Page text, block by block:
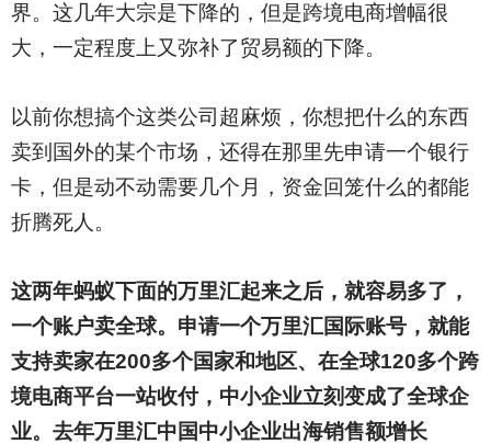
界。这几年大宗是下降的，但是跨境电商增幅很
大，一定程度上又弥补了贸易额的下降。
以前你想搞个这类公司超麻烦，你想把什么的东西
卖到国外的某个市场，还得在那里先申请一个银行
卡，但是动不动需要几个月，资金回笼什么的都能
折腾死人。
这两年蚂蚁下面的万里汇起来之后，就容易多了，
一个账户卖全球。申请一个万里汇国际账号，就能
支持卖家在200多个国家和地区、在全球120多个跨
境电商平台一站收付，中小企业立刻变成了全球企
业。去年万里汇中国中小企业出海销售额增长